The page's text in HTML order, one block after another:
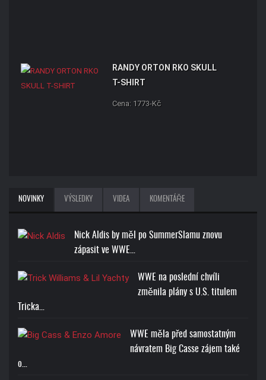
RANDY ORTON RKO SKULL
T-SHIRT
Cena: 1773-Kč
NOVINKY VÝSLEDKY VIDEA KOMENTÁŘE
Nick Aldis by měl po SummerSlamu znovu
zápasit ve WWE…
WWE na poslední chvíli
změnila plány s U.S. titulem
Tricka…
WWE měla před samostatným
návratem Big Casse zájem také
o…